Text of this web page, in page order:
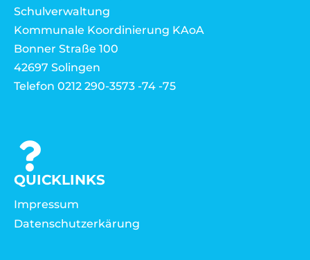
Schulverwaltung
Kommunale Koordinierung KAoA
Bonner Straße 100
42697 Solingen
Telefon 0212 290-3573 -74 -75
QUICKLINKS
Impressum
Datenschutzerkärung